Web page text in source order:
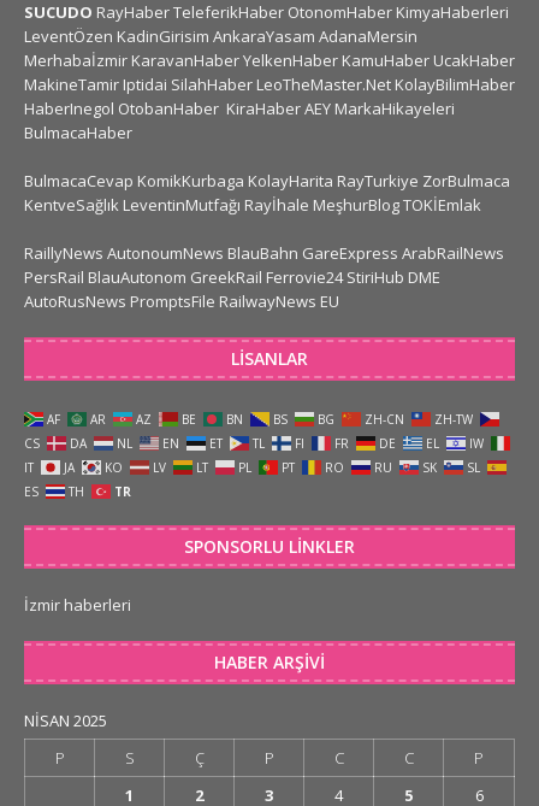
SUCUDO RayHaberTeleferikHaber OtonomHaber KimyaHaberleri
LeventÖzen KadinGirisim AnkaraYasam AdanaMersin
Merhabaİzmir KaravanHaberYelkenHaber KamuHaber UcakHaber
MakineTamir Iptidai SilahHaber LeoTheMaster.Net KolayBilimHaber
HaberInegol OtobanHaber KiraHaberAEY MarkaHikayeleri
BulmacaHaber
BulmacaCevap KomikKurbaga KolayHarita RayTurkiye ZorBulmaca
KentveSağlık LeventinMutfağı Rayİhale MeşhurBlogTOKİEmlak
RaillyNews AutonoumNews BlauBahn GareExpress ArabRailNews
PersRail BlauAutonom GreekRail Ferrovie24 StiriHub DME
AutoRusNews PromptsFile RailwayNews EU
LISANLAR
AF AR AZ BE BN BS BG ZH-CN
ZH-TW
CS
DA NL EN ET TL FI FR DE EL
IW
IT
JA KO LV LT PL PT RO RU SK
SL
ES
TH TR
SPONSORLU LINKLER
İzmir haberleri
HABER ARŞIVI
NISAN 2025
P
S Ç P C C
P
1
2 3 4 5 6